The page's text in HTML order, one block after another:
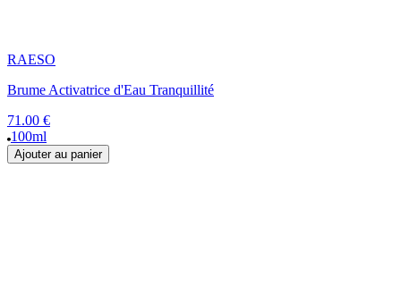
RAESO
Brume Activatrice d'Eau Tranquillité
71.00 €
100ml
Ajouter au panier